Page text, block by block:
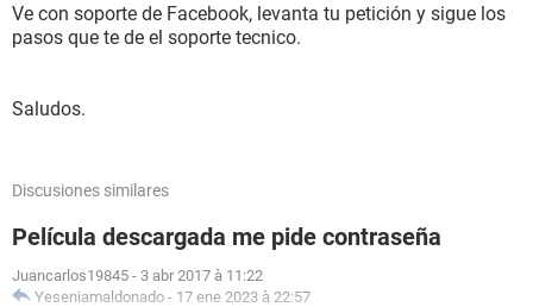
Ve con soporte de Facebook, levanta tu petición y sigue los
pasos que te de el soporte tecnico.
Saludos.
Discusiones similares
Película descargada me pide contraseña
Juancarlos19845 - 3 abr 2017 à 11:22
Yeseniamaldonado - 17 ene 2023 à 22:57